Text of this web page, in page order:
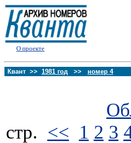
О проекте
Квант >> 1981 год >> номер 4
стp. << 1 2 3